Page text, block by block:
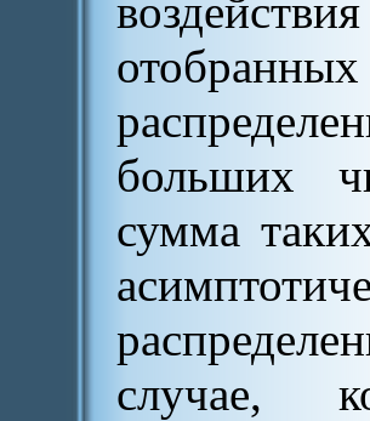
больших
сумма
случае,